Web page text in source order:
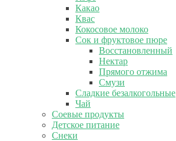
Какао
Квас
Кокосовое молоко
Сок и фруктовое пюре
Восстановленный
Нектар
Прямого отжима
Смузи
Сладкие безалкогольные
Чай
Соевые продукты
Детское питание
Снеки